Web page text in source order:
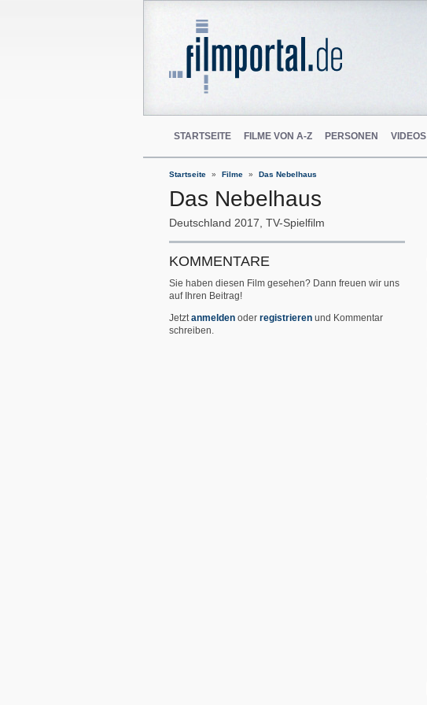
STARTSEITE FILME VON A-Z PERSONEN VIDEOS
Startseite Filme Das Nebelhaus
Das Nebelhaus
Deutschland 2017 TV-Spielfilm
KOMMENTARE
Sie haben diesen Film gesehen? Dann freuen wir uns
auf Ihren Beitrag!
Jetzt anmelden oder registrieren und Kommentar
schreiben.